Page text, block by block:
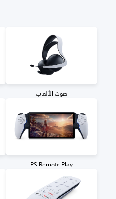
صوت الألعاب
PS Remote Play